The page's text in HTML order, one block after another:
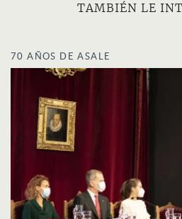
TAMBIÉN LE
70 AÑOS DE ASALE